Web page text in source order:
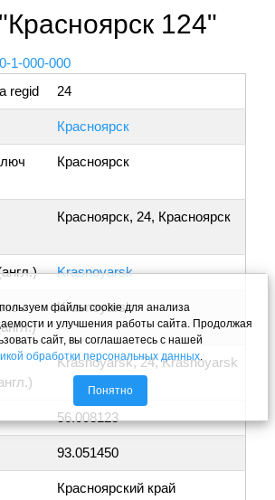
124"
1-000-000
regid
24
Красноярск
Красноярск
Красноярск, 24, Красноярск
Krasnoyarsk
Krasnoyarsk
Krasnoyarsk, 24, Krasnoyarsk
56.008123
93.051450
Красноярский край
файлы cookie для анализа
и улучшения работы сайта. Продолжая
сайт, вы соглашаетесь с нашей
обработки персональных данных
Понятно